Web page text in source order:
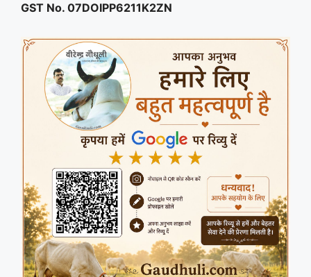
GST No. 07DOIPP6211K2ZN